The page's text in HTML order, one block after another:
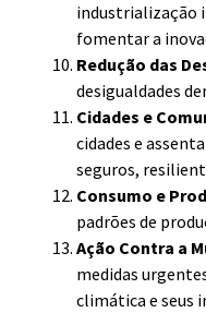
industrialização
fomentar a
Redução das
desigualdades
Cidades e
cidades e
seguros,
Consumo e
padrões de
Ação Contra a
medidas
climática e seus